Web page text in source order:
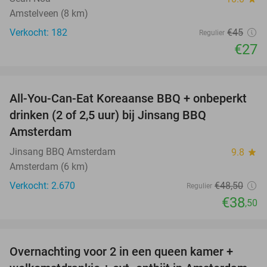
Amstelveen (8 km)
Verkocht: 182
Regulier €45
€27
21%
All-You-Can-Eat Koreaanse BBQ + onbeperkt
drinken (2 of 2,5 uur) bij Jinsang BBQ
Amsterdam
Jinsang BBQ Amsterdam 9.8 star
Amsterdam (6 km)
Verkocht: 2.670
Regulier €48,50
€38,50
51%
Overnachting voor 2 in een queen kamer +